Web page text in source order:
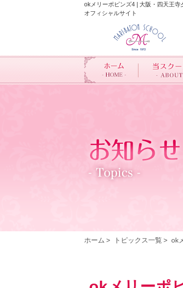
okメリーポピンズ4 | 大阪・四天王
オフィシャルサイト
ホーム トピックス一覧 ok